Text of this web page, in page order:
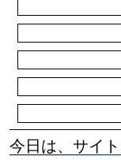
今日は、サイ